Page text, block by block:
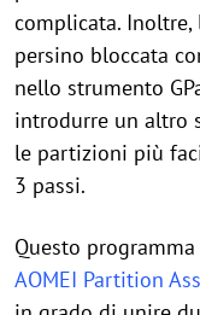
complicata.
persino bloccata
nello strumento
introdurre un altro
le partizioni più
3 passi.
Questo programma
AOMEI Partition